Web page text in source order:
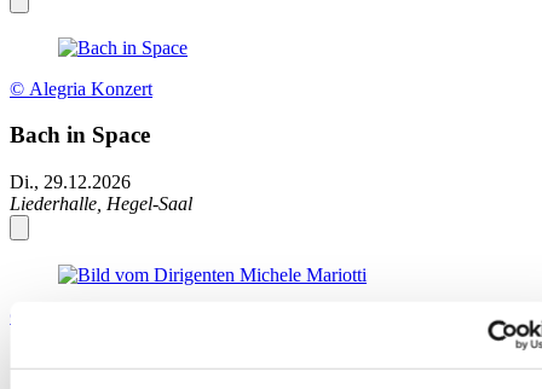
© Alegria Konzert
Bach in Space
Di., 29.12.2026
Liederhalle, Hegel-Saal
© Rocco Casaluci
Silvesterkonzert 2026